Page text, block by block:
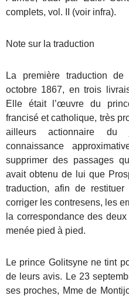
complets, vol. II (voir infra).
Note sur la traduction
La première traduction de
octobre 1867, en trois
Elle était l’œuvre du
francisé et catholique, très
ailleurs actionnaire du
connaissance
supprimer des passages
avait obtenu de lui que
traduction, afin de
corriger les contresens, les
la correspondance des
menée pied à pied.
Le prince Golitsyne ne tint
de leurs avis. Le 23
ses proches, Mme de